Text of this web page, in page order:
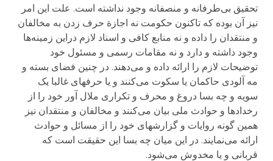
تحقیق بی‌طرفانه و منصفانه وجود نداشته است. علت این امر
نیز آن بوده که تاکنون حکومت نه اجازة حرف زدن به مخالفان
و منتقدان را داده و نه منابع کافی و اسناد لازم دراین زمینه‌ها
وجود داشته و دارد و نه مقامات رسمی و مسئول خود
توضیحات لازم را ارائه داده و می‌دهند. در چنین فضای بسته و
مه آلودی حاکمان یا سکوت می‌کنند و یا حرفهای غالبا یک
سویه و چه بسا دروغ و محرف و تکراری ملال آور خود را از
رخداد‌ها و حوادث ملی بیان می‌کنند و مخالفان و منتقدان نیز
همین گونه روایات و گزارشهای خود را از مسائل و حوادث
ارائه می‌نمایند. در این میان چه بسا این حقیقت است که
قربانی و یا مخدوش می‌شود.